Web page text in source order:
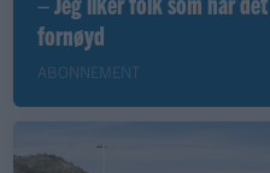
fornøyd
ABONNEMENT